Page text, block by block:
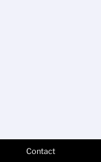
Contact